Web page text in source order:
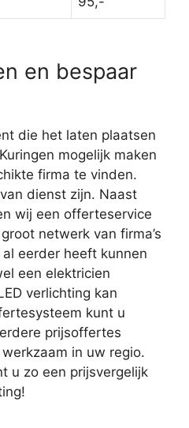
en bespaar
die het laten plaatsen
mogelijk maken
firma te vinden.
dienst zijn. Naast
wij een offerteservice
netwerk van firma’s
eerder heeft kunnen
een elektricien
verlichting kan
kunt u
prijsoffertes
in uw regio.
u zo een prijsvergelijk